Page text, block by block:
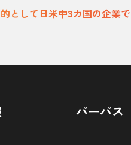
として日米中3カ国の企業
パーパス